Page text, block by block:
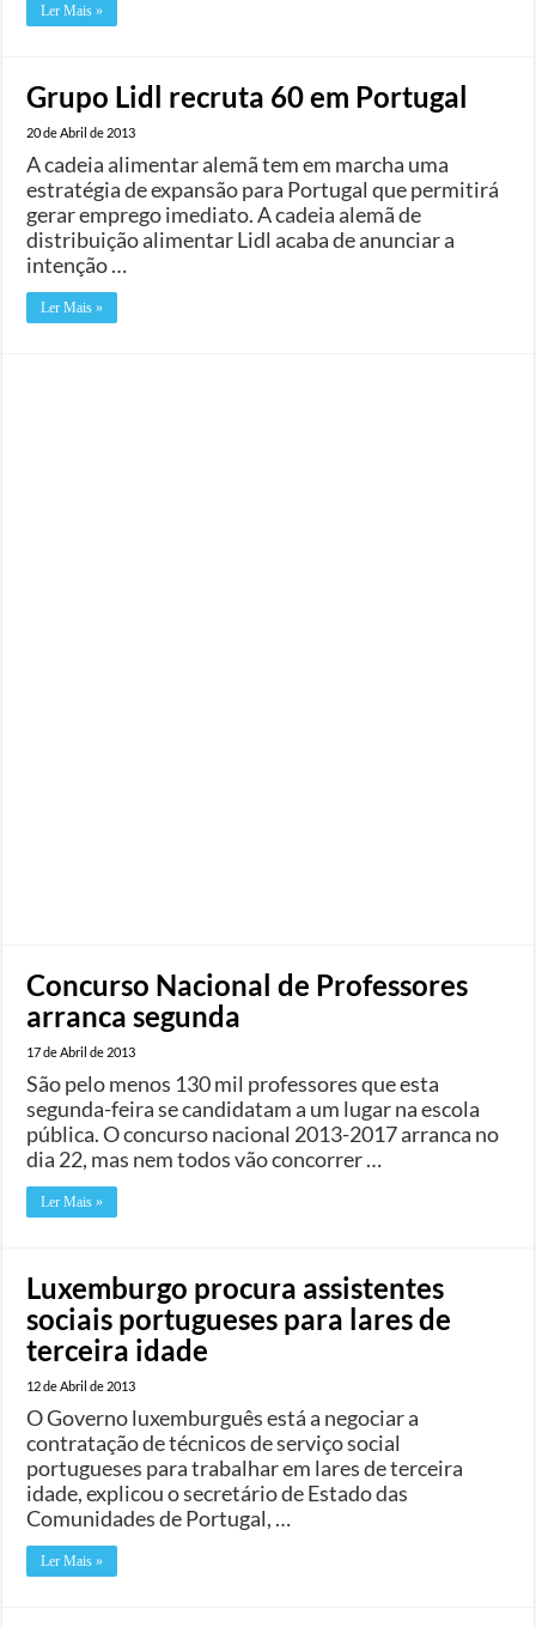
Ler Mais »
Grupo Lidl recruta 60 em Portugal
20 de Abril de 2013
A cadeia alimentar alemã tem em marcha uma
estratégia de expansão para Portugal que permitirá
gerar emprego imediato. A cadeia alemã de
distribuição alimentar Lidl acaba de anunciar a
intenção …
Ler Mais »
Concurso Nacional de Professores
arranca segunda
17 de Abril de 2013
São pelo menos 130 mil professores que esta
segunda-feira se candidatam a um lugar na escola
pública. O concurso nacional 2013-2017 arranca no
dia 22, mas nem todos vão concorrer …
Ler Mais »
Luxemburgo procura assistentes
sociais portugueses para lares de
terceira idade
12 de Abril de 2013
O Governo luxemburguês está a negociar a
contratação de técnicos de serviço social
portugueses para trabalhar em lares de terceira
idade, explicou o secretário de Estado das
Comunidades de Portugal, …
Ler Mais »